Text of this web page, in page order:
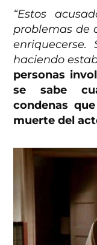
“Estos
problemas de
haciendo
personas
se sabe
condenas
muerte del